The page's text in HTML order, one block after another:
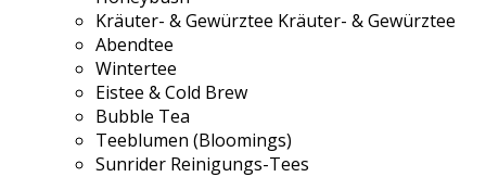
Kräuter- & Gewürztee Kräuter- & Gewürztee
Abendtee
Wintertee
Eistee & Cold Brew
Bubble Tea
Teeblumen (Bloomings)
Sunrider Reinigungs-Tees